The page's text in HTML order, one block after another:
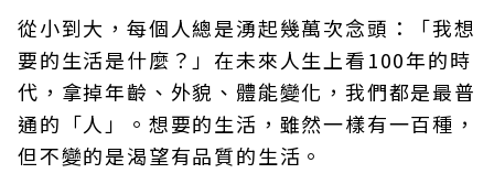
從小到大，每個人總是湧起幾萬次念頭：「我想
要的生活是什麼？」在未來人生上看100年的時
代，拿掉年齡、外貌、體能變化，我們都是最普
通的「人」。想要的生活，雖然一樣有一百種，
但不變的是渴望有品質的生活。